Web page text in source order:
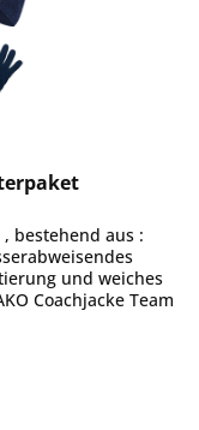
bestehend aus :
und weiches
Coachjacke Team